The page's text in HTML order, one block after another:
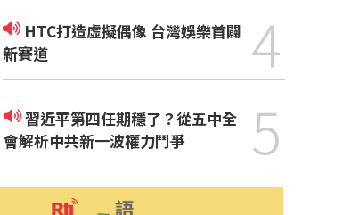
新賽道
4
習近平第四任期穩了？從五中全
會解析中共新一波權力鬥爭
5